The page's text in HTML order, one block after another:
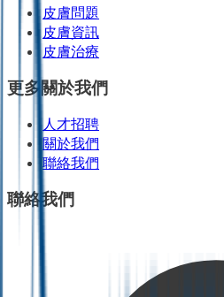
皮膚問題
皮膚資訊
皮膚治療
更多關於我們
人才招聘
關於我們
聯絡我們
聯絡我們